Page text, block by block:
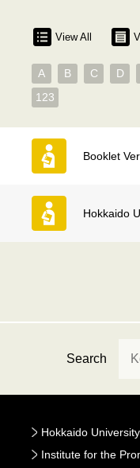
View All
A B C D
123
Booklet
Hokkaido
Search
Hokkaido University
Institute for the